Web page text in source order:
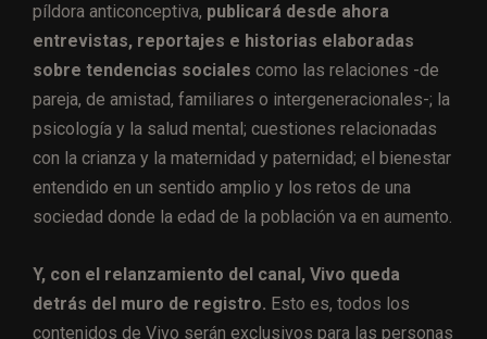
píldora anticonceptiva, publicará desde ahora
entrevistas, reportajes e historias elaboradas
sobre tendencias sociales como las relaciones -de
pareja, de amistad, familiares o intergeneracionales-; la
psicología y la salud mental; cuestiones relacionadas
con la crianza y la maternidad y paternidad; el bienestar
entendido en un sentido amplio y los retos de una
sociedad donde la edad de la población va en aumento.
Y, con el relanzamiento del canal, Vivo queda
detrás del muro de registro. Esto es, todos los
contenidos de Vivo serán exclusivos para las personas